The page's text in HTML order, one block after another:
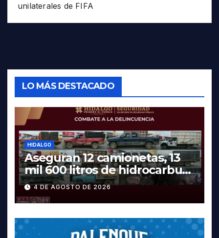
unilaterales de FIFA
LO MÁS DESTACADO
HIDALGO
Aseguran 12 camionetas, 13
mil 600 litros de hidrocarburo
y dos vehículos robados en
Tula
4 DE AGOSTO DE 2026